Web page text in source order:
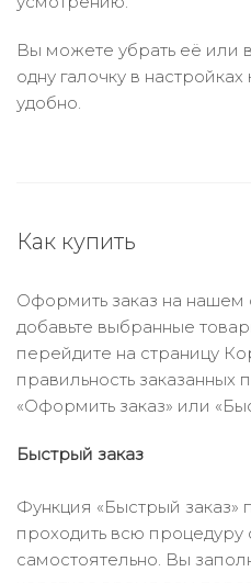
Вы можете убрать её или
одну галочку в
удобно.
Как купить
Оформить заказ на нашем
добавьте выбранные
перейдите на страницу
правильность
«Оформить заказ» или
Быстрый заказ
Функция «Быстрый заказ»
проходить всю
самостоятельно. Вы